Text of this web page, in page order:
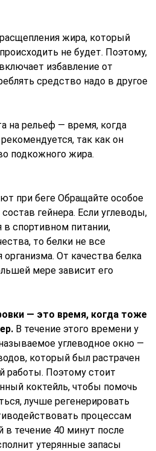
жира, который
не будет. Поэтому,
избавление от
средство надо в другое
на рельеф — время, когда
так как он
подкожного жира.
при беге Обращайте особое
гейнера. Если углеводы,
спортивном питании,
то белки не все
От качества белка
мере зависит его
— это время, когда тоже
В течение этого времени у
углеводное окно —
который был растрачен
работы. Поэтому стоит
коктейль, чтобы помочь
лучше регенерировать
процессам
в течение 40 минут после
утерянные запасы